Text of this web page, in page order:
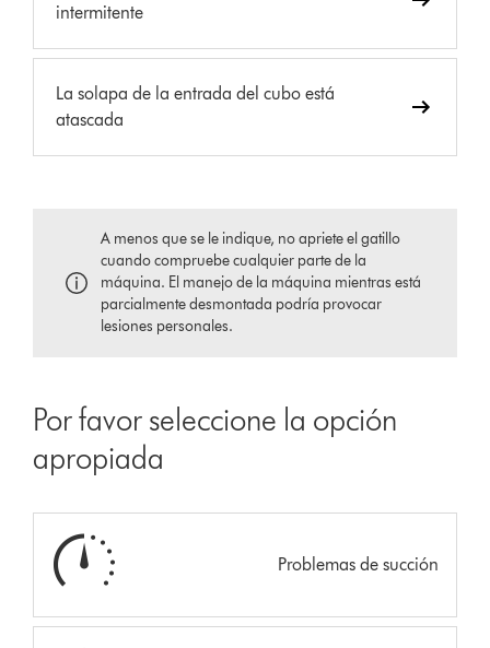
intermitente
La solapa de la entrada del cubo está
atascada
A menos que se le indique, no apriete el gatillo
cuando compruebe cualquier parte de la
máquina. El manejo de la máquina mientras está
parcialmente desmontada podría provocar
lesiones personales.
Por favor seleccione la opción
apropiada
Problemas de succión